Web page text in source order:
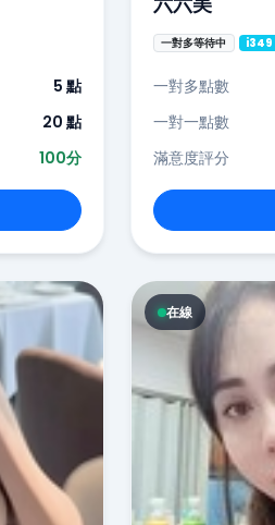
5 點
20 點
100分
一對多等待中 i349
一對多點數
一對一點數
滿意度評分
在線